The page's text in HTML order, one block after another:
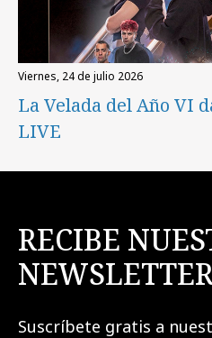
viernes, 24 de julio 2026
La Velada del Año VI
LIVE
RECIBE
Suscríbete gratis a